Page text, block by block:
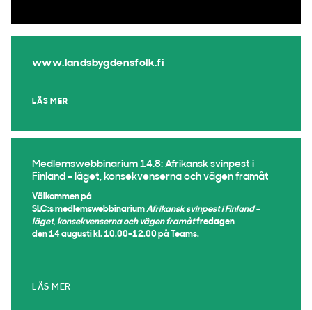
www.landsbygdensfolk.fi
LÄS MER
Medlemswebbinarium 14.8: Afrikansk svinpest i
Finland – läget, konsekvenserna och vägen framåt
Välkommen på
SLC:s medlemswebbinariumAfrikansk svinpest i Finland –
läget, konsekvenserna och vägen framåtfredagen
den 14 augusti kl. 10.00-12.00 på Teams.
LÄS MER